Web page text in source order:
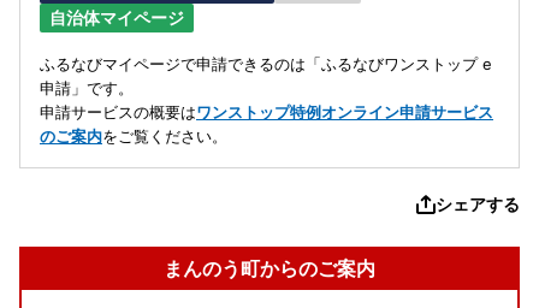
自治体マイページ
ふるなびマイページで申請できるのは「ふるなびワンストップ e
申請」です。
申請サービスの概要はワンストップ特例オンライン申請サービス
のご案内をご覧ください。
シェアする
まんのう町からのご案内